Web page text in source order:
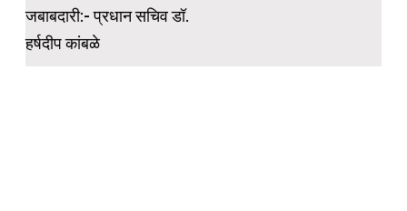
जबाबदारी:- प्रधान सचिव डॉ.
हर्षदीप कांबळे